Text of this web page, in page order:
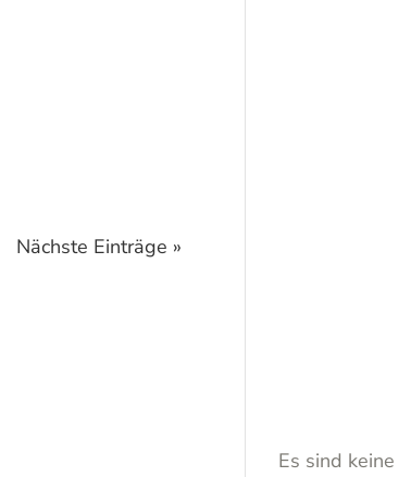
Nächste Einträge »
Es sind keine